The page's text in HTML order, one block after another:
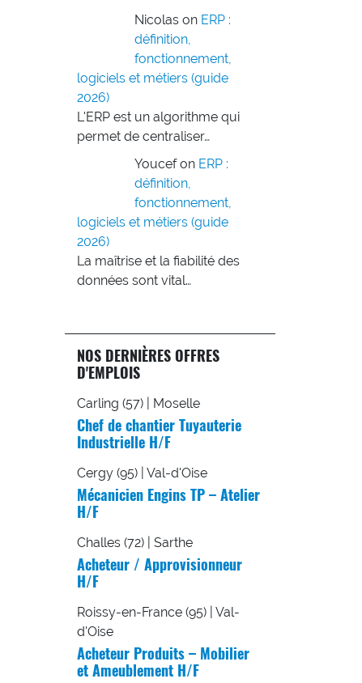
Nicolas on ERP :
définition,
fonctionnement,
logiciels et métiers (guide
2026)
L'ERP est un algorithme qui
permet de centraliser…
Youcef on ERP :
définition,
fonctionnement,
logiciels et métiers (guide
2026)
La maîtrise et la fiabilité des
données sont vital…
NOS DERNIÈRES OFFRES
D'EMPLOIS
Carling (57) | Moselle
Chef de chantier Tuyauterie
Industrielle H/F
Cergy (95) | Val-d'Oise
Mécanicien Engins TP – Atelier
H/F
Challes (72) | Sarthe
Acheteur / Approvisionneur
H/F
Roissy-en-France (95) | Val-
d'Oise
Acheteur Produits – Mobilier
et Ameublement H/F